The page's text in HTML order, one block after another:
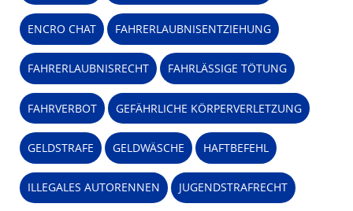
ENCRO CHAT FAHRERLAUBNISENTZIEHUNG
FAHRERLAUBNISRECHT FAHRLÄSSIGE TÖTUNG
FAHRVERBOT GEFÄHRLICHE KÖRPERVERLETZUNG
GELDSTRAFE GELDWÄSCHE HAFTBEFEHL
ILLEGALES AUTORENNEN JUGENDSTRAFRECHT